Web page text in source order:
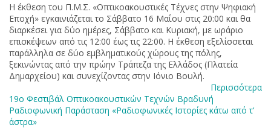
Η έκθεση του Π.Μ.Σ. «Οπτικοακουστικές Τέχνες στην Ψηφιακή
Εποχή» εγκαινιάζεται το Σάββατο 16 Μαΐου στις 20:00 και θα
διαρκέσει για δύο ημέρες, Σάββατο και Κυριακή, με ωράριο
επισκέψεων από τις 12:00 έως τις 22:00. Η έκθεση εξελίσσεται
παράλληλα σε δύο εμβληματικούς χώρους της πόλης,
ξεκινώντας από την πρώην Τράπεζα της Ελλάδος (Πλατεία
Δημαρχείου) και συνεχίζοντας στην Ιόνιο Βουλή.
Περισσότερα
19ο Φεστιβάλ Οπτικοακουστικών Τεχνών Bραδυνή
Ραδιοφωνική Παράσταση «Ραδιοφωνικές Ιστορίες κάτω από τ'
άστρα»